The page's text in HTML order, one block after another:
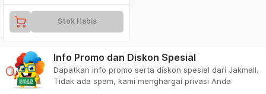
Stok Habis
Info Promo dan Diskon Spesial
Dapatkan info promo serta diskon spesial dari Jakmall.
Tidak ada spam, kami menghargai privasi Anda